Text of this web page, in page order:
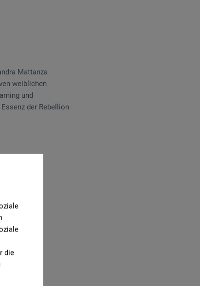
die
Mattanza
weiblichen
und
der Rebellion